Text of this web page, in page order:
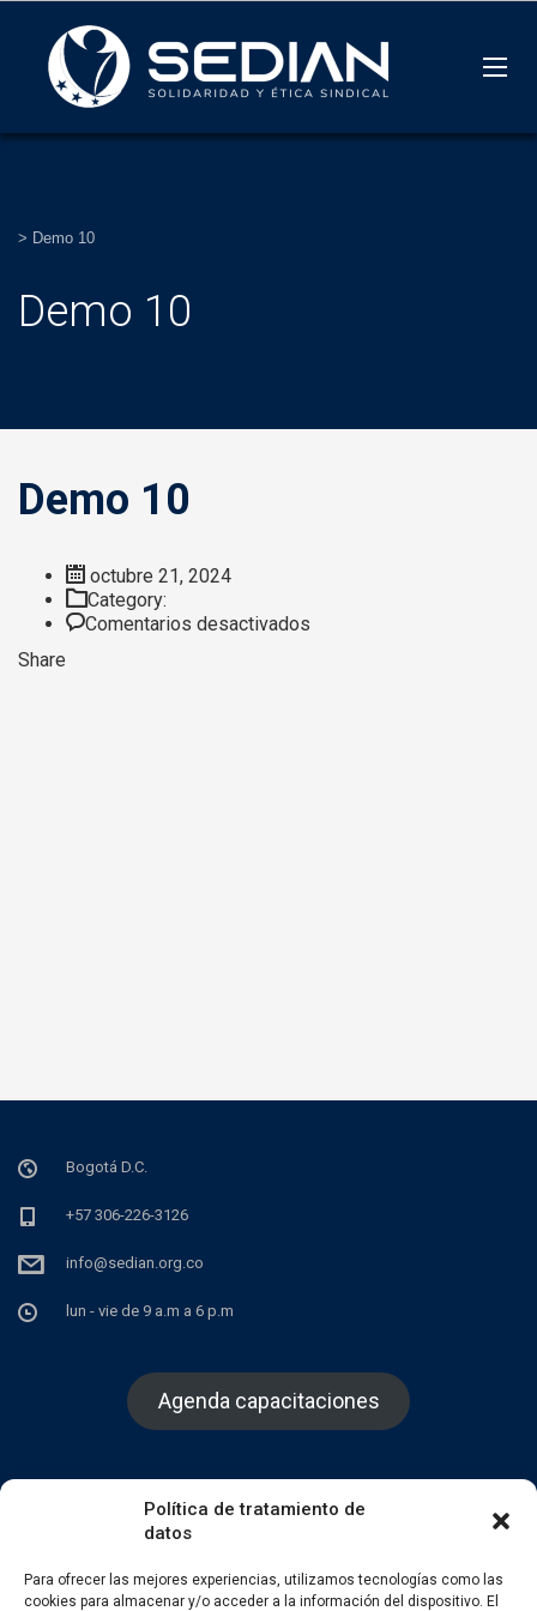
Política de tratamiento de
datos
Para ofrecer las mejores experiencias, utilizamos tecnologías como las
cookies para almacenar y/o acceder a la información del dispositivo. El
> Demo 10
Demo 10
Demo 10
octubre 21, 2024
Category:
Comentarios desactivados
Share
Bogotá D.C.
+57 306-226-3126
info@sedian.org.co
lun - vie de 9 a.m a 6 p.m
Agenda capacitaciones